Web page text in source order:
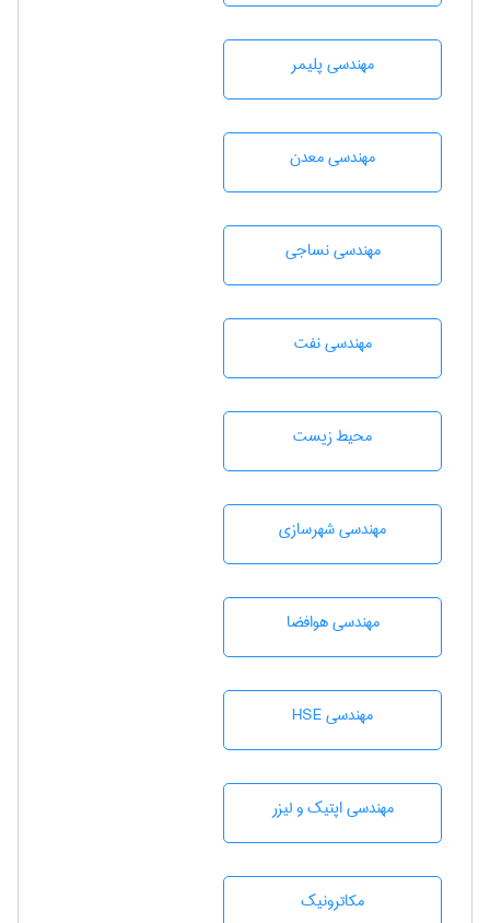
مهندسی پليمر
مهندسی معدن
مهندسي نساجی
مهندسی نفت
محيط زيست
مهندسی شهرسازی
مهندسی هوافضا
مهندسی HSE
مهندسی اپتیک و لیزر
مکاترونیک